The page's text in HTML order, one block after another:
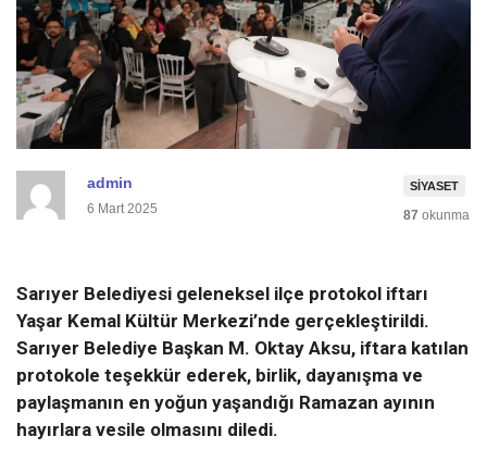
admin
6 Mart 2025
SIYASET
87 okunma
Sarıyer Belediyesi geleneksel ilçe protokol iftarı
Yaşar Kemal Kültür Merkezi’nde gerçekleştirildi.
Sarıyer Belediye Başkan M. Oktay Aksu, iftara katılan
protokole teşekkür ederek, birlik, dayanışma ve
paylaşmanın en yoğun yaşandığı Ramazan ayının
hayırlara vesile olmasını diledi.